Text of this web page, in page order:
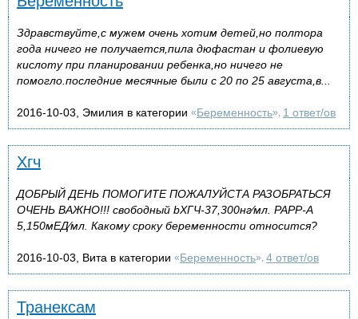
Здравствуйте,с мужем очень хотим детей,но полтора
года ничего не получается,пила дюфастан и фолиевую
кислоту при планировании ребенка,но ничего не
помогло.последние месячные были с 20 по 25 августа,в...
2016-10-03, Эмилия в категории «Беременность», 1 ответ/ов
Хгч
ДОБРЫЙ ДЕНЬ ПОМОГИТЕ ПОЖАЛУЙСТА РАЗОБРАТЬСЯ
ОЧЕНЬ ВАЖНО!!! свободный bХГЧ-37,300нг⁄мл. PAPP-A
5,150мЕД⁄мл. Какому сроку беременности относится?
2016-10-03, Вита в категории «Беременность», 4 ответ/ов
Транексам